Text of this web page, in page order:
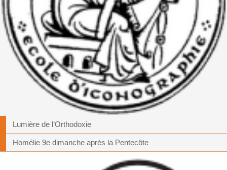
Lumière de l’Orthodoxie
Homélie 9e dimanche après la Pentecôte